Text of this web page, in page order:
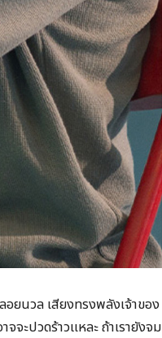
อยนวล เสียงทรงพลังเจ้าของ
จะปวดร้าวแหละ ถ้าเรายังจม